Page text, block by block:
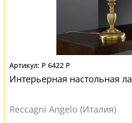
P 6422 P
Интерьерная настольная
Reccagni Angelo (Италия)